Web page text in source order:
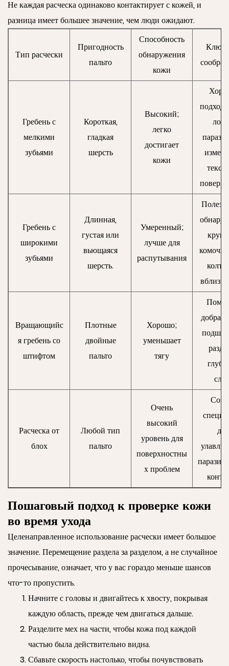
Не каждая расческа одинаково контактирует с кожей, и
разница имеет большее значение, чем люди ожидают.
Тип расчески
Пригодность
пальто
Способность
обнаружения
кожи
Гребень с
мелкими
зубьями
Короткая,
гладкая
шерсть
Высокий;
легко
достигает
кожи
Гребень с
широкими
зубьями
Длинная,
густая или
вьющаяся
шерсть.
Умеренный;
лучше для
распутывания
вблизи
Вращающийс
я гребень со
штифтом
Плотные
двойные
пальто
Хорошо;
уменьшает
тягу
Расческа от
блох
Любой тип
пальто
Очень
высокий
уровень для
поверхностны
х проблем
для
Пошаговый подход к проверке кожи
во время ухода
Целенаправленное использование расчески имеет большое
значение. Перемещение раздела за разделом, а не случайное
прочесывание, означает, что у вас гораздо меньше шансов
что-то пропустить.
Начните с головы и двигайтесь к хвосту, покрывая
каждую область, прежде чем двигаться дальше.
Разделите мех на части, чтобы кожа под каждой
частью была действительно видна.
Сбавьте скорость настолько, чтобы почувствовать